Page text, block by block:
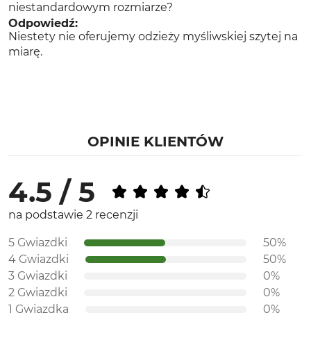
niestandardowym rozmiarze?
Odpowiedź:
Niestety nie oferujemy odzieży myśliwskiej szytej na
miarę.
OPINIE KLIENTÓW
4.5 / 5
na podstawie 2 recenzji
5 Gwiazdki
50%
4 Gwiazdki
50%
3 Gwiazdki
0%
2 Gwiazdki
0%
1 Gwiazdka
0%